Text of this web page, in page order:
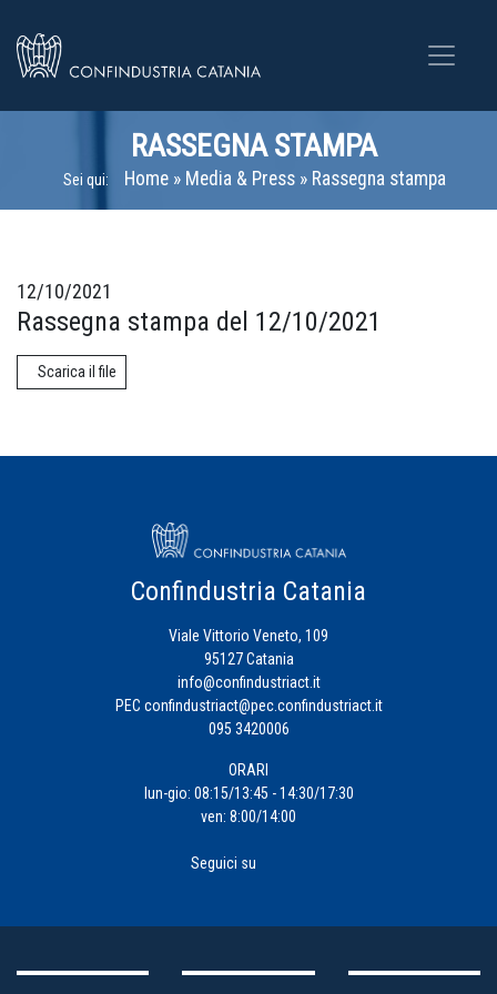
RASSEGNA STAMPA
Sei qui: Home» Media & Press» Rassegna stampa
12/10/2021
Rassegna stampa del 12/10/2021
Scarica il file
Confindustria Catania
Viale Vittorio Veneto, 109
95127 Catania
info@confindustriact.it
PEC confindustriact@pec.confindustriact.it
095 3420006
ORARI
lun-gio: 08:15/13:45 - 14:30/17:30
ven: 8:00/14:00
Seguici su